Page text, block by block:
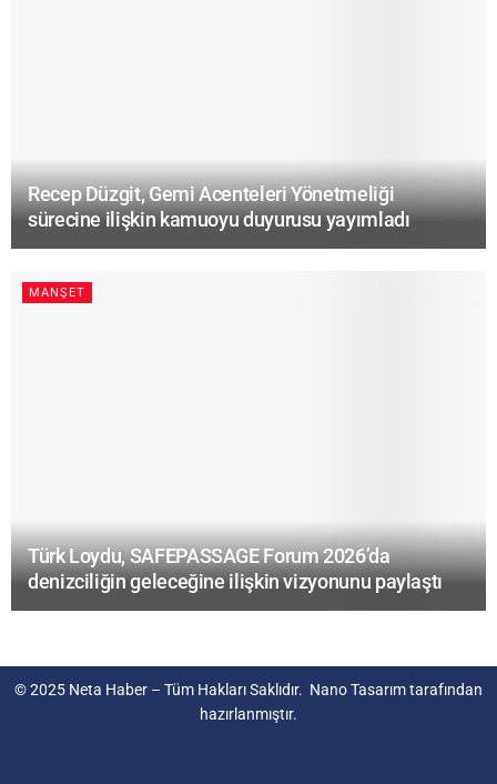
Recep Düzgit, Gemi Acenteleri Yönetmeliği
sürecine ilişkin kamuoyu duyurusu yayımladı
MANŞET
Türk Loydu, SAFEPASSAGE Forum 2026’da
denizciliğin geleceğine ilişkin vizyonunu paylaştı
© 2025 Neta Haber – Tüm Hakları Saklıdır. Nano Tasarımtarafından
hazırlanmıştır.